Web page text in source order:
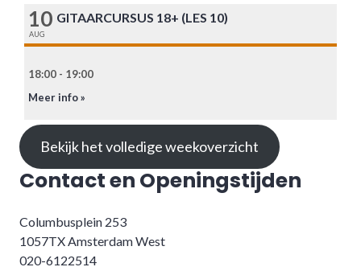
10
AUG
GITAARCURSUS 18+ (LES 10)
18:00 - 19:00
Meer info »
Bekijk het volledige weekoverzicht
Contact en Openingstijden
Columbusplein 253
1057TX Amsterdam West
020-6122514